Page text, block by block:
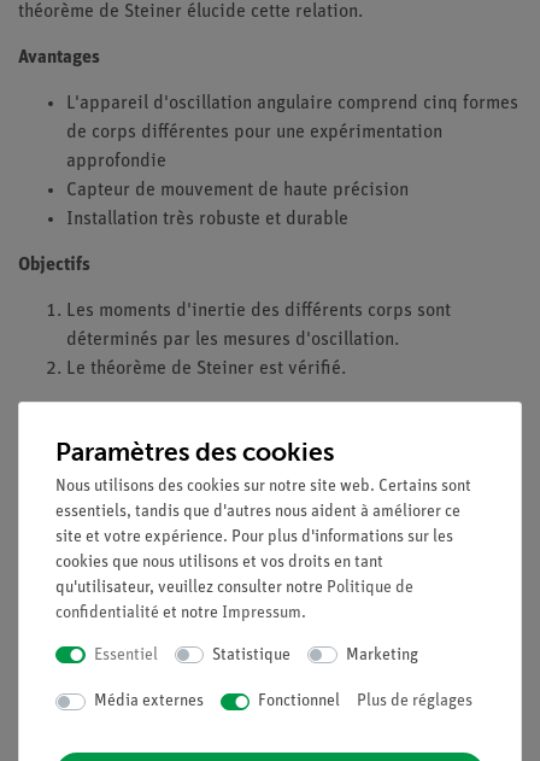
théorème de Steiner élucide cette relation.
Avantages
L'appareil d'oscillation angulaire comprend cinq formes
de corps différentes pour une expérimentation
approfondie
Capteur de mouvement de haute précision
Installation très robuste et durable
Objectifs
Les moments d'inertie des différents corps sont
déterminés par les mesures d'oscillation.
Le théorème de Steiner est vérifié.
Corps rigide
Moment d'inertie
Centre de gravité
Axe de rotation
Vibration de torsion
Constante du ressort
Paramètres des cookies
Nous utilisons des cookies sur notre site web. Certains sont
essentiels, tandis que d'autres nous aident à améliorer ce
site et votre expérience. Pour plus d'informations sur les
cookies que nous utilisons et vos droits en tant
qu'utilisateur, veuillez consulter notre Politique de
confidentialité et notre Impressum.
Essentiel Statistique Marketing
Média externes Fonctionnel Plus de réglages